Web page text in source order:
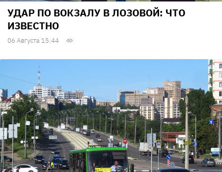
УДАР ПО ВОКЗАЛУ В ЛОЗОВОЙ: ЧТО
ИЗВЕСТНО
06 Августа 15:44